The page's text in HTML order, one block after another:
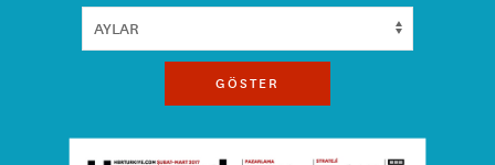
GÖSTER